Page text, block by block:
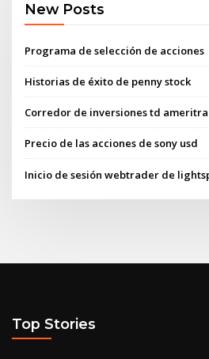
New Posts
Programa de selección de acciones
Historias de éxito de penny stock
Corredor de inversiones td
Precio de las acciones de sony usd
Inicio de sesión webtrader de
Top Stories